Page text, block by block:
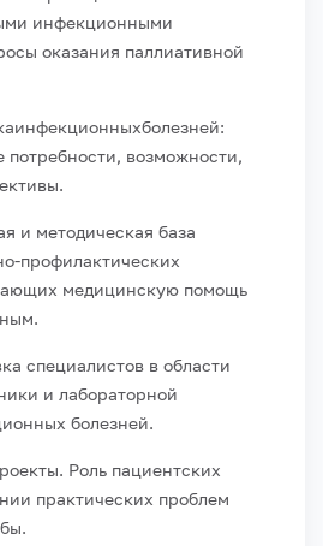
инфекционными
оказания паллиативной
потребности, возможности,
и методическая база
профилактических
медицинскую помощь
специалистов в области
и лабораторной
болезней.
Роль пациентских
практических проблем